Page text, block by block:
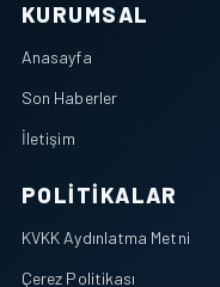
KURUMSAL
Anasayfa
Son Haberler
İletişim
POLITIKALAR
KVKK Aydınlatma Metni
Çerez Politikası